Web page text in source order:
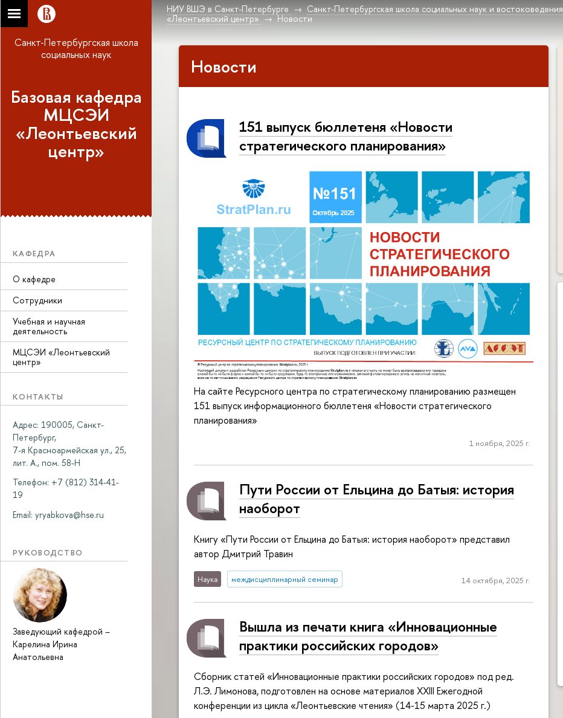
НИУ ВШЭ в Санкт-Петербурге Санкт-Петербургская школа социальных наук и востоковедения
«Леонтьевский центр»
Новости
Санкт-Петербургская школа
социальных наук
Базовая кафедра
МЦСЭИ
«Леонтьевский
центр»
КАФЕДРА
О кафедре
Сотрудники
Учебная и научная
деятельность
МЦСЭИ «Леонтьевский
центр»
КОНТАКТЫ
Адрес: 190005, Санкт-
Петербург,
7-я Красноармейская ул., 25,
лит. А., пом. 58-Н
Телефон: +7 (812) 314-41-
19
Email: yryabkova@hse.ru
РУКОВОДСТВО
Заведующий кафедрой –
Карелина Ирина
Анатольевна
Новости
151 выпуск бюллетеня «Новости
стратегического планирования»
На сайте Ресурсного центра по стратегическому планированию размещен
151 выпуск информационного бюллетеня «Новости стратегического
планирования»
1 ноября, 2025 г.
Пути России от Ельцина до Батыя: история
наоборот
Книгу «Пути России от Ельцина до Батыя: история наоборот» представил
автор Дмитрий Травин
Наука междисциплинарный семинар 14 октября, 2025 г.
Вышла из печати книга «Инновационные
практики российских городов»
Сборник статей «Инновационные практики российских городов» под ред.
Л.Э. Лимонова, подготовлен на основе материалов XXIII Ежегодной
конференции из цикла «Леонтьевские чтения» (14-15 марта 2025 г.)